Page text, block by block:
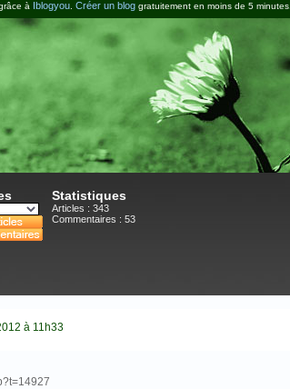
à Iblogyou Créer un blog gratuitement en moins de 5 minutes.
Statistiques
Articles : 343
Commentaires : 53
à 11h33